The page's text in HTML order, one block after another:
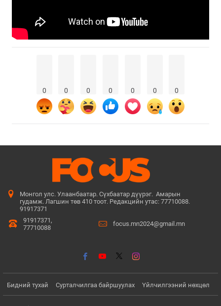
0 0 0 0 0 0 0
Монгол улс. Улаанбаатар. Сүхбаатар дүүрэг. Амарын
гудамж. Лагшин төв 410 тоот. Редакцийн утас: 77710088.
91917371
91917371,
77710088
focus.mn2024@gmail.mn
Бидний тухай Сурталчилгаа байршуулах Үйлчилгээний нөхцөл